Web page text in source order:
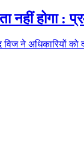
नहीं होगा :
ने अधिकारियों